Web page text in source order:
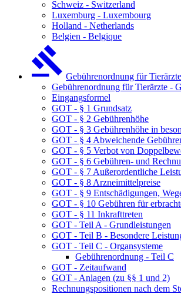
Schweiz - Switzerland
Luxemburg - Luxembourg
Holland - Netherlands
Belgien - Belgique
Gebührenordnung für
Gebührenordnung für Tierärzte -
Eingangsformel
GOT - § 1 Grundsatz
GOT - § 2 Gebührenhöhe
GOT - § 3 Gebührenhöhe in
GOT - § 4 Abweichende
GOT - § 5 Verbot von
GOT - § 6 Gebühren- und
GOT - § 7 Außerordentliche
GOT - § 8 Arzneimittelpreise
GOT - § 9 Entschädigungen,
GOT - § 10 Gebühren für
GOT - § 11 Inkrafttreten
GOT - Teil A - Grundleistungen
GOT - Teil B - Besondere
GOT - Teil C - Organsysteme
Gebührenordnung - Teil C
GOT - Zeitaufwand
GOT - Anlagen (zu §§ 1 und 2)
Rechnungspositionen nach dem